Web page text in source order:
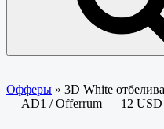
Офферы » 3D White
— AD1 / Offerrum — 12 USD